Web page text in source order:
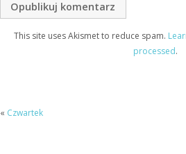
This site uses Akismet to reduce spam.
processed.
« Czwartek